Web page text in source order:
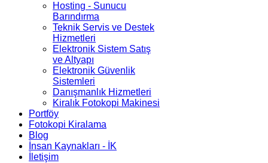
Hosting - Sunucu
Barındırma
Teknik Servis ve Destek
Hizmetleri
Elektronik Sistem Satış
ve Altyapı
Elektronik Güvenlik
Sistemleri
Danışmanlık Hizmetleri
Kiralık Fotokopi Makinesi
Portföy
Fotokopi Kiralama
Blog
İnsan Kaynakları - İK
İletişim